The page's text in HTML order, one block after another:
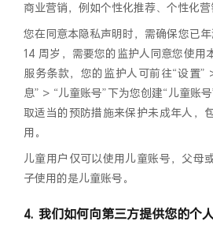
商业营销，例如个性化推荐、个性化营
您在同意本隐私声明时，需确保您已
14 周岁，需要您的监护人同意您使用
服务条款，您的监护人可前往“设置”
息” > “儿童账号”下为您创建“儿童账
取适当的预防措施来保护未成年人，
用。
儿童用户仅可以使用儿童账号，父母
子使用的是儿童账号。
我们如何向第三方提供您的个